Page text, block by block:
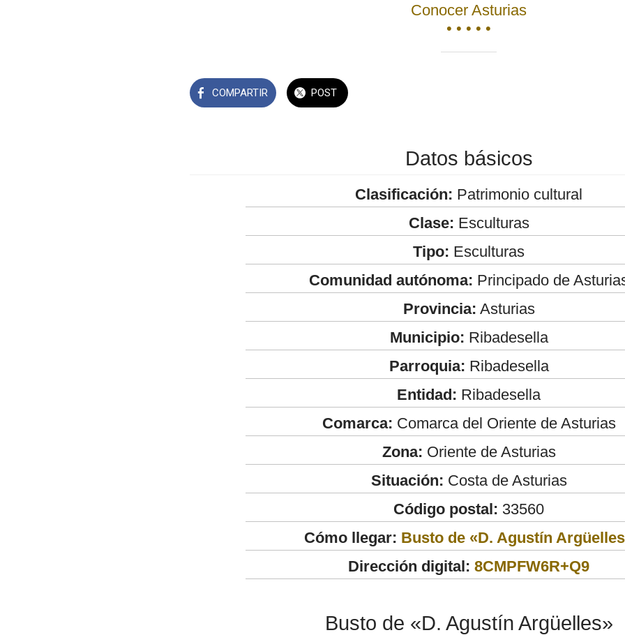
Conocer Asturias
• • • • •
COMPARTIR POST
Datos básicos
Clasificación: Patrimonio cultural
Clase: Esculturas
Tipo: Esculturas
Comunidad autónoma: Principado de
Provincia: Asturias
Municipio: Ribadesella
Parroquia: Ribadesella
Entidad: Ribadesella
Comarca: Comarca del Oriente de Asturias
Zona: Oriente de Asturias
Situación: Costa de Asturias
Código postal: 33560
Cómo llegar: Busto de «D. Agustín
Dirección digital: 8CMPFW6R+Q9
Busto de «D. Agustín Argüelles»